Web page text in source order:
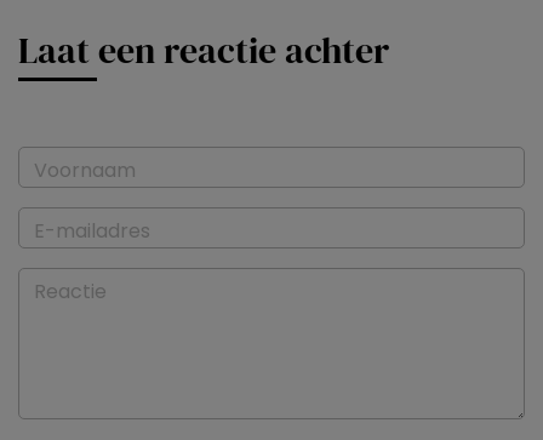
Laat een reactie achter
Voornaam
E-mailadres
Reactie